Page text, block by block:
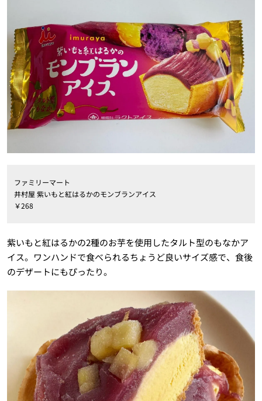
ファミリーマート
井村屋 紫いもと紅はるかのモンブランアイス
￥268
紫いもと紅はるかの2種のお芋を使用したタルト型のもなかア
イス。ワンハンドで食べられるちょうど良いサイズ感で、食後
のデザートにもぴったり。